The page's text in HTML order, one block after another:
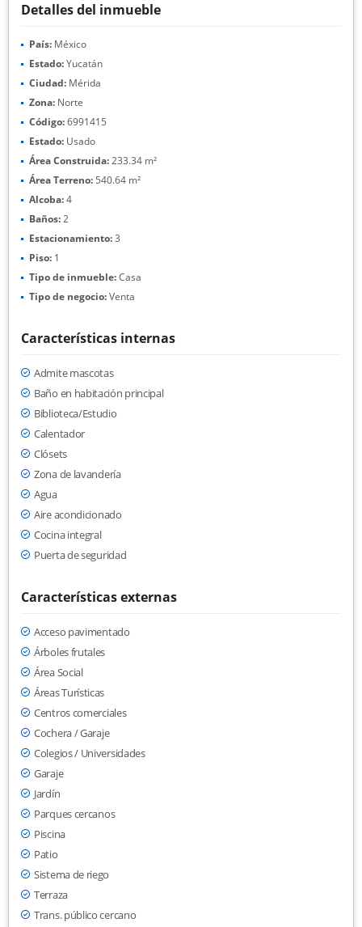
Detalles del inmueble
País: México
Estado:Yucatán
Ciudad: Mérida
Zona: Norte
Código:6991415
Estado: Usado
Área Construida:233.34 m²
Área Terreno: 540.64 m²
Alcoba:4
Baños:2
Estacionamiento:3
Piso: 1
Tipo de inmueble:Casa
Tipo de negocio:Venta
Características internas
Admite mascotas
Baño en habitación principal
Biblioteca/Estudio
Calentador
Clósets
Zona de lavandería
Agua
Aire acondicionado
Cocina integral
Puerta de seguridad
Características externas
Acceso pavimentado
Árboles frutales
Área Social
Áreas Turísticas
Centros comerciales
Cochera / Garaje
Colegios / Universidades
Garaje
Jardín
Parques cercanos
Piscina
Patio
Sistema de riego
Terraza
Trans. público cercano